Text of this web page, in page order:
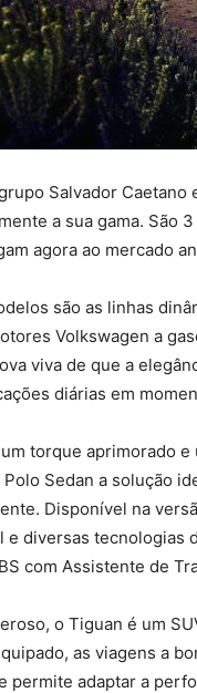
Salvador
a sua gama. São
agora ao mercado
são as linhas
Volkswagen a
viva de que a
diárias em
torque aprimorado
Sedan a solução
Disponível na
diversas tecnologias
com Assistente de
o Tiguan é um
as viagens a
adaptar a